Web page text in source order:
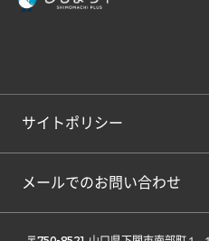
サイトポリシー
メールでのお問い合わせ